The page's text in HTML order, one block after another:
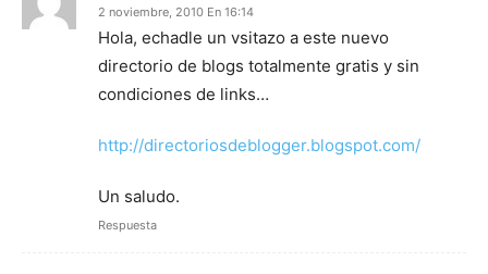
2 noviembre, 2010 En 16:14
Hola, echadle un vsitazo a este nuevo
directorio de blogs totalmente gratis y sin
condiciones de links…
http://directoriosdeblogger.blogspot.com/
Un saludo.
Respuesta